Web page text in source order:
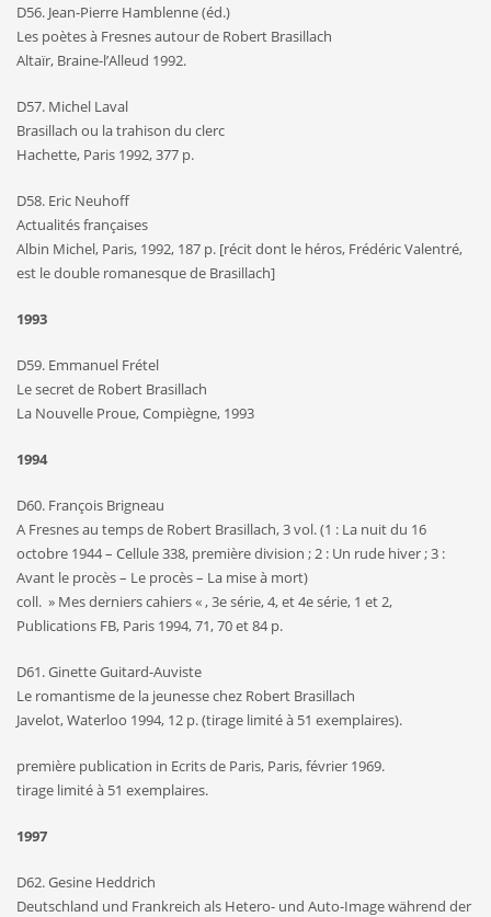
D56. Jean-Pierre Hamblenne (éd.)
Les poètes à Fresnes autour de Robert Brasillach
Altaïr, Braine-l’Alleud 1992.
D57. Michel Laval
Brasillach ou la trahison du clerc
Hachette, Paris 1992, 377 p.
D58. Eric Neuhoff
Actualités françaises
Albin Michel, Paris, 1992, 187 p. [récit dont le héros, Frédéric Valentré,
est le double romanesque de Brasillach]
1993
D59. Emmanuel Frétel
Le secret de Robert Brasillach
La Nouvelle Proue, Compiègne, 1993
1994
D60. François Brigneau
A Fresnes au temps de Robert Brasillach, 3 vol. (1 : La nuit du 16
octobre 1944 – Cellule 338, première division ; 2 : Un rude hiver ; 3 :
Avant le procès – Le procès – La mise à mort)
coll. » Mes derniers cahiers « , 3e série, 4, et 4e série, 1 et 2,
Publications FB, Paris 1994, 71, 70 et 84 p.
D61. Ginette Guitard-Auviste
Le romantisme de la jeunesse chez Robert Brasillach
Javelot, Waterloo 1994, 12 p. (tirage limité à 51 exemplaires).
première publication in Ecrits de Paris, Paris, février 1969.
tirage limité à 51 exemplaires.
1997
D62. Gesine Heddrich
Deutschland und Frankreich als Hetero- und Auto-Image während der